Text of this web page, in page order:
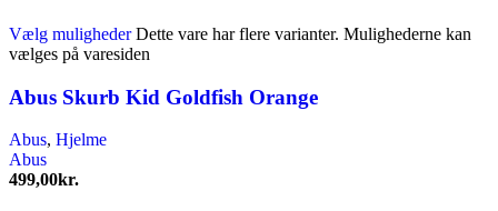
Vælg muligheder Dette vare har flere varianter. Mulighederne kan
vælges på varesiden
Abus Skurb Kid Goldfish Orange
Abus, Hjelme
Abus
499,00kr.